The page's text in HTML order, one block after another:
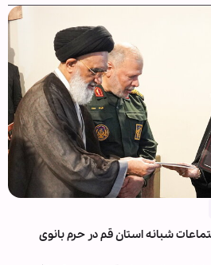
شبانه استان قم در حرم بانوی